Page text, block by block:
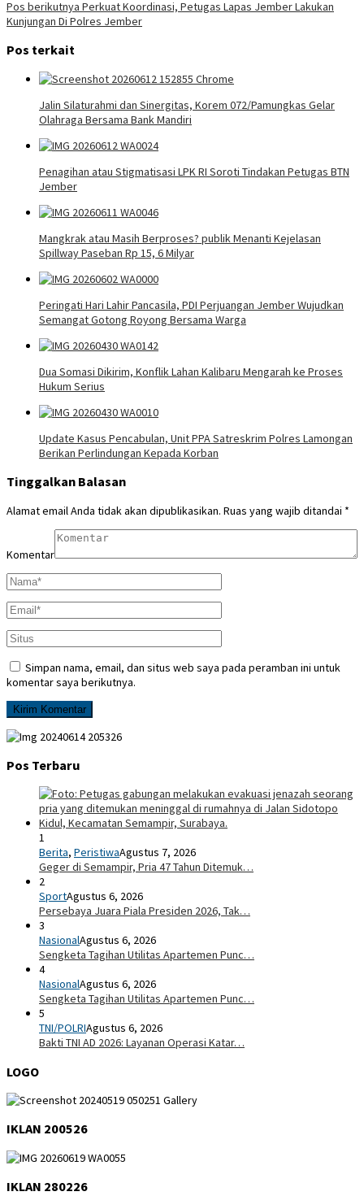
Pos berikutnya Perkuat Koordinasi, Petugas Lapas Jember Lakukan
Kunjungan Di Polres Jember
Pos terkait
Jalin Silaturahmi dan Sinergitas, Korem 072/Pamungkas Gelar
Olahraga Bersama Bank Mandiri
Penagihan atau Stigmatisasi LPK RI Soroti Tindakan Petugas BTN
Jember
Mangkrak atau Masih Berproses? publik Menanti Kejelasan
Spillway Paseban Rp 15, 6 Milyar
Peringati Hari Lahir Pancasila, PDI Perjuangan Jember Wujudkan
Semangat Gotong Royong Bersama Warga
Dua Somasi Dikirim, Konflik Lahan Kalibaru Mengarah ke Proses
Hukum Serius
Update Kasus Pencabulan, Unit PPA Satreskrim Polres Lamongan
Berikan Perlindungan Kepada Korban
Tinggalkan Balasan
Alamat email Anda tidak akan dipublikasikan. Ruas yang wajib ditandai *
Komentar
Simpan nama, email, dan situs web saya pada peramban ini untuk
komentar saya berikutnya.
Pos Terbaru
1
Berita, PeristiwaAgustus 7, 2026
Geger di Semampir, Pria 47 Tahun Ditemuk…
2
SportAgustus 6, 2026
Persebaya Juara Piala Presiden 2026, Tak…
3
NasionalAgustus 6, 2026
Sengketa Tagihan Utilitas Apartemen Punc…
4
NasionalAgustus 6, 2026
Sengketa Tagihan Utilitas Apartemen Punc…
5
TNI/POLRIAgustus 6, 2026
Bakti TNI AD 2026: Layanan Operasi Katar…
LOGO
IKLAN 200526
IKLAN 280226